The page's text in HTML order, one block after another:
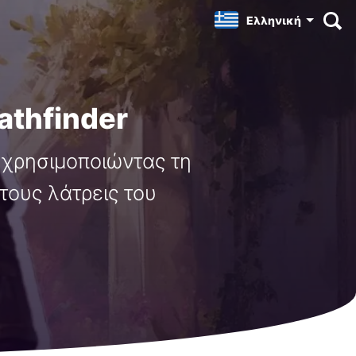
Ελληνική
τη
λάτρεις του